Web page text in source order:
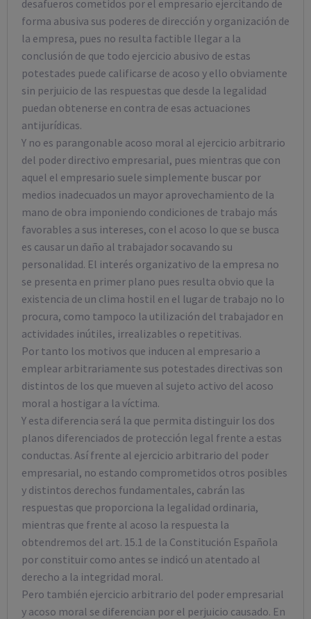
desafueros cometidos por el empresario ejercitando de
forma abusiva sus poderes de dirección y organización de
la empresa, pues no resulta factible llegar a la
conclusión de que todo ejercicio abusivo de estas
potestades puede calificarse de acoso y ello obviamente
sin perjuicio de las respuestas que desde la legalidad
puedan obtenerse en contra de esas actuaciones
antijurídicas.
Y no es parangonable acoso moral al ejercicio arbitrario
del poder directivo empresarial, pues mientras que con
aquel el empresario suele simplemente buscar por
medios inadecuados un mayor aprovechamiento de la
mano de obra imponiendo condiciones de trabajo más
favorables a sus intereses, con el acoso lo que se busca
es causar un daño al trabajador socavando su
personalidad. El interés organizativo de la empresa no
se presenta en primer plano pues resulta obvio que la
existencia de un clima hostil en el lugar de trabajo no lo
procura, como tampoco la utilización del trabajador en
actividades inútiles, irrealizables o repetitivas.
Por tanto los motivos que inducen al empresario a
emplear arbitrariamente sus potestades directivas son
distintos de los que mueven al sujeto activo del acoso
moral a hostigar a la víctima.
Y esta diferencia será la que permita distinguir los dos
planos diferenciados de protección legal frente a estas
conductas. Así frente al ejercicio arbitrario del poder
empresarial, no estando comprometidos otros posibles
y distintos derechos fundamentales, cabrán las
respuestas que proporciona la legalidad ordinaria,
mientras que frente al acoso la respuesta la
obtendremos del art. 15.1 de la Constitución Española
por constituir como antes se indicó un atentado al
derecho a la integridad moral.
Pero también ejercicio arbitrario del poder empresarial
y acoso moral se diferencian por el perjuicio causado. En